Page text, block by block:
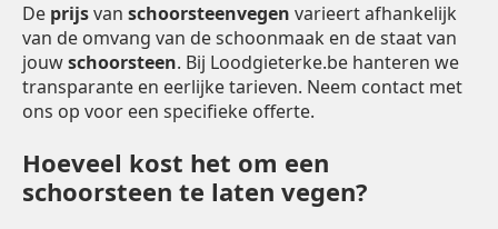
De prijsvan schoorsteenvegen varieert afhankelijk
van de omvang van de schoonmaak en de staat van
jouwschoorsteen. Bij Loodgieterke.be hanteren we
transparante en eerlijke tarieven. Neem contact met
ons op voor een specifieke offerte.
Hoeveel kost het om een
schoorsteen te laten vegen?